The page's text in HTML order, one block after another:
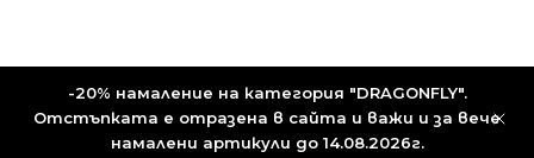
-20% намаление на категория "DRAGONFLY".
Отстъпката е отразена в сайта и важи и за вече
намалени артикули до 14.08.2026г.